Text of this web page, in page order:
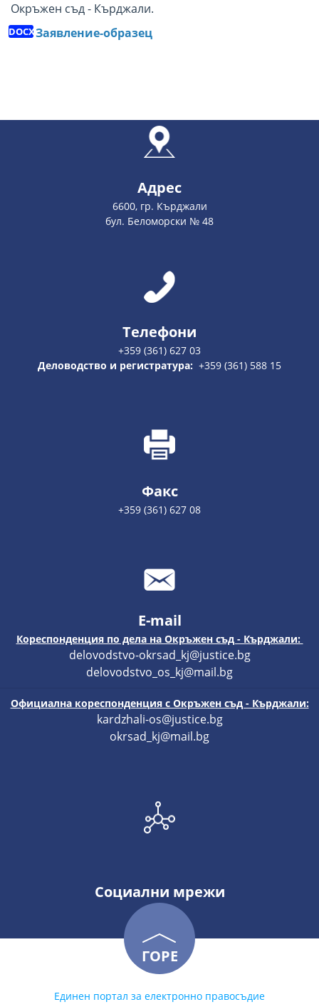
Окръжен съд - Кърджали.
Заявление-образец
Адрес
6600, гр. Кърджали
бул. Беломорски № 48
Телефони
+359 (361) 627 03
Деловодство и регистратура: +359 (361) 588 15
Факс
+359 (361) 627 08
E-mail
Кореспонденция по дела на Окръжен съд - Кърджали:
delovodstvo-okrsad_kj@justice.bg
delovodstvo_os_kj@mail.bg
Официална кореспонденция с Окръжен съд - Кърджали:
kardzhali-os@justice.bg
okrsad_kj@mail.bg
Социални мрежи
ГОРЕ
Единен портал за електронно правосъдие